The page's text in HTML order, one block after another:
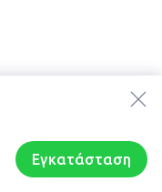
Εγκατάσταση
Sitemap
Συζητήσεις Προφίλ